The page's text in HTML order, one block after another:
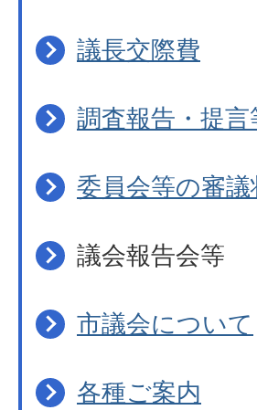
議長交際費
調査報告・提言
委員会等の審議
議会報告会等
市議会について
各種ご案内